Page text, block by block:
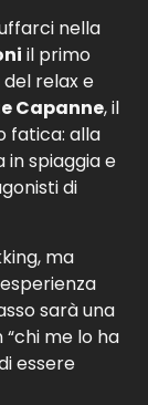
nella
il primo
del relax e
Capanne, il
fatica: alla
in spiaggia e
di
ma
sarà una
me lo ha
essere